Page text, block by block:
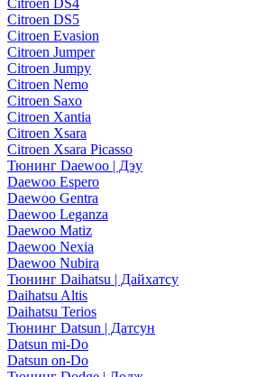
Citroen DS4
Citroen DS5
Citroen Evasion
Citroen Jumper
Citroen Jumpy
Citroen Nemo
Citroen Saxo
Citroen Xantia
Citroen Xsara
Citroen Xsara Picasso
Тюнинг Daewoo | Дэу
Daewoo Espero
Daewoo Gentra
Daewoo Leganza
Daewoo Matiz
Daewoo Nexia
Daewoo Nubira
Тюнинг Daihatsu | Дайхатсу
Daihatsu Altis
Daihatsu Terios
Тюнинг Datsun | Датсун
Datsun mi-Do
Datsun on-Do